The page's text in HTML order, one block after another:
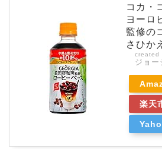
コカ・
ヨーロ
監修の
さひか
created
ジョー
楽天